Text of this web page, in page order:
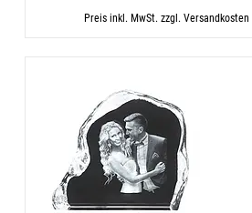
Preis inkl. MwSt. zzgl. Versandkosten